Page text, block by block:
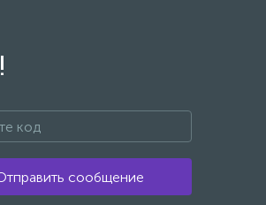
сообщение